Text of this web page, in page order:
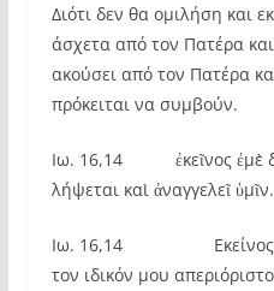
Διότι δεν θα ομιλήση και
άσχετα από τον Πατέρα
ακούσει από τον Πατέρα
πρόκειται να συμβούν.
Ιω. 16,14 ἐκεῖνος ἐμὲ
λήψεται καὶ ἀναγγελεῖ ὑμῖν.
Ιω. 16,14 Εκείνος θα
τον ιδικόν μου